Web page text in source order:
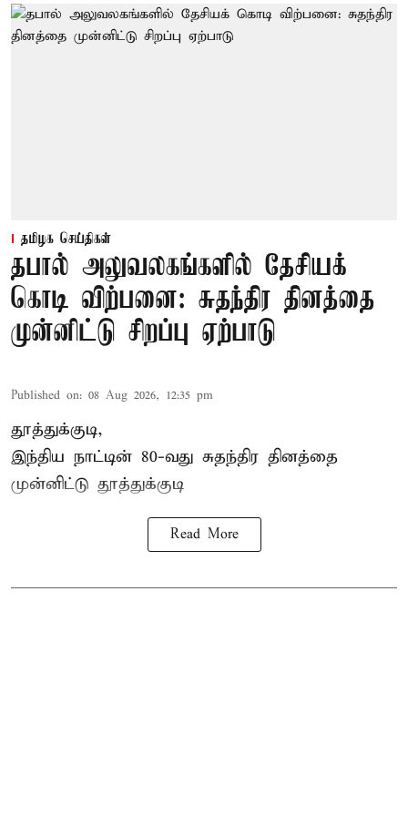
தமிழக செய்திகள்
தபால் அலுவலகங்களில் தேசியக்
கொடி விற்பனை: சுதந்திர தினத்தை
முன்னிட்டு சிறப்பு ஏற்பாடு
Published on: 08 Aug 2026, 12:35 pm
தூத்துக்குடி,
இந்திய நாட்டின் 80-வது சுதந்திர தினத்தை
முன்னிட்டு தூத்துக்குடி
Read More